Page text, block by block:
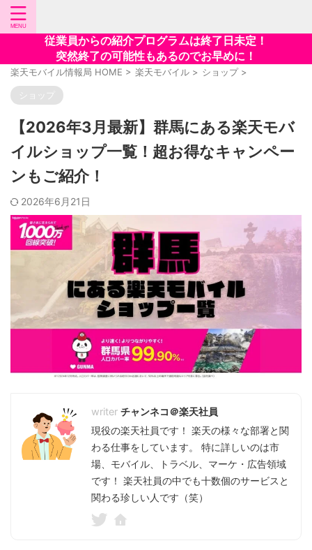
従業員からの紹介プログラムは終了日未定！
突然終了の可能性もあるのでお早めに！
楽天モバイル情報局 HOME > 楽天モバイル > ショップ >
ショップ
【2026年3月最新】群馬にある楽天モバ
イルショップ一覧！超お得なキャンペー
ンもご紹介！
2026年6月21日
チャンネコ＠楽天社員
現役の楽天社員です！ 楽天の様々な部署と関
わる仕事をしています。 特に詳しいのは市
場、モバイル、トラベル、マーケ・広告領域
です！ 楽天社員の中でも十数個のサービスと
関わる珍しい人です（笑）